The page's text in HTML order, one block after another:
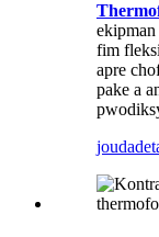
fim
apre
pake a
jouda